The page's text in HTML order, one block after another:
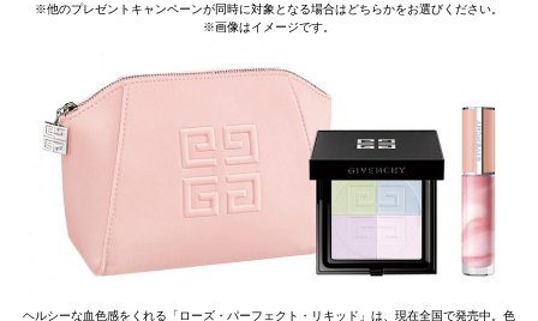
※他のプレゼントキャンペーンが同時に対象となる場合はどちらかをお選びください。
※画像はイメージです。
ヘルシーな血色感をくれる「ローズ・パーフェクト・リキッド」は、現在全国で発売中。色